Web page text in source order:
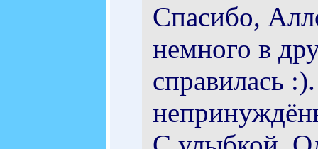
Спасибо,
немного в
справилась